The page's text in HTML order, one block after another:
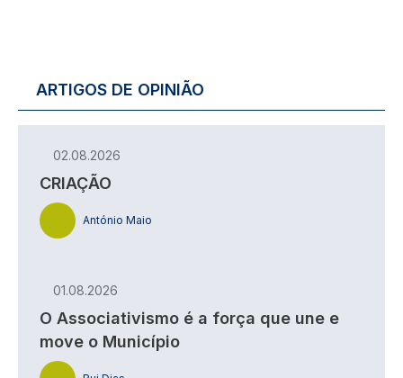
ARTIGOS DE OPINIÃO
02.08.2026
CRIAÇÃO
António Maio
01.08.2026
O Associativismo é a força que une e
move o Município